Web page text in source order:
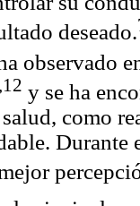
deseado.
observado
y se ha
como
Durante